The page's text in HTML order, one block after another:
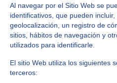
Al navegar por el Sitio Web se
identificativos, que pueden incluir,
geolocalización, un registro de
sitios, hábitos de navegación y
utilizados para identificarle.
El sitio Web utiliza los siguientes
terceros: